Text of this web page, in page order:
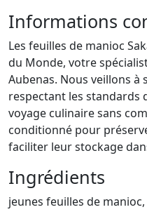
Informations
Les feuilles de manioc
du Monde, votre
Aubenas. Nous veillons
respectant les standards
voyage culinaire sans
conditionné pour
faciliter leur stockage
Ingrédients
jeunes feuilles de manioc,